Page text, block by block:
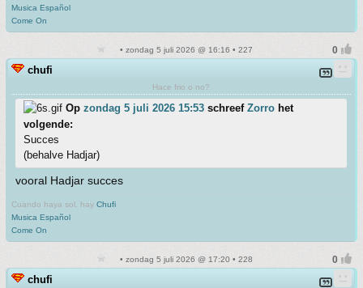
Musica Español
Come On
• zondag 5 juli 2026 @ 16:16 • 227
chufi
Hace frio o no?
Op zondag 5 juli 2026 15:53 schreef Zorro het
volgende:
Succes
(behalve Hadjar)
vooral Hadjar succes
Cuando haya sol, hay Chufi
Musica Español
Come On
• zondag 5 juli 2026 @ 17:20 • 228
chufi